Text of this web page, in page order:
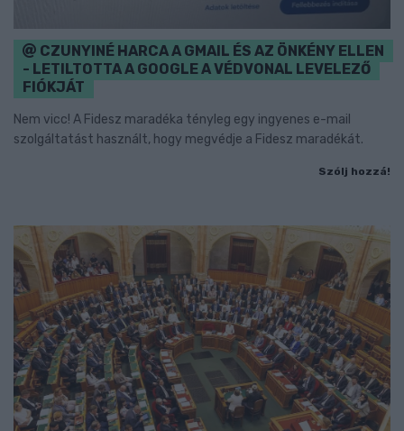
CZUNYINÉ HARCA A GMAIL ÉS AZ ÖNKÉNY ELLEN
- LETILTOTTA A GOOGLE A VÉDVONAL LEVELEZŐ
FIÓKJÁT
Nem vicc! A Fidesz maradéka tényleg egy ingyenes e-mail
szolgáltatást használt, hogy megvédje a Fidesz maradékát.
Szólj hozzá!